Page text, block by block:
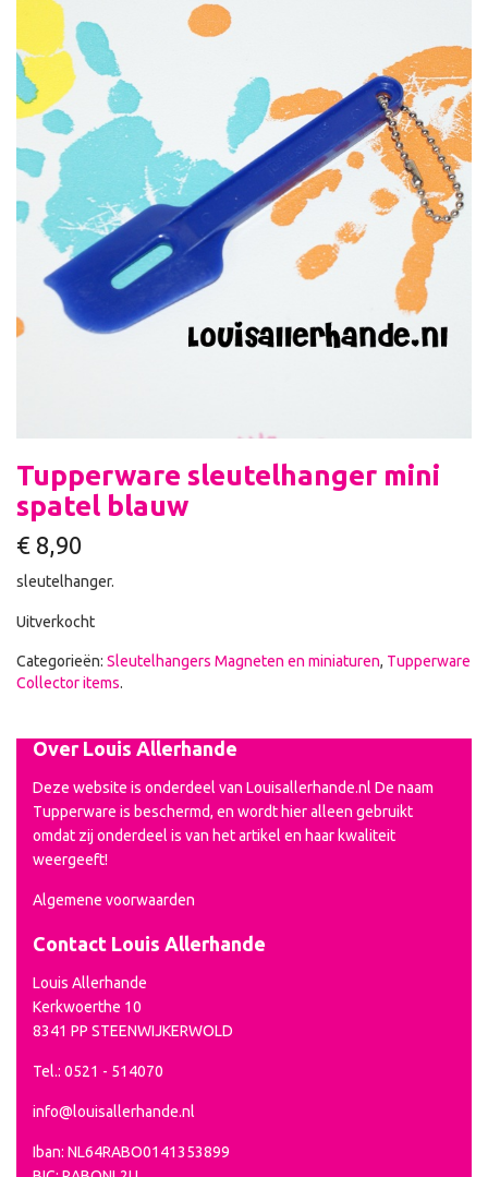
Tupperware sleutelhanger mini
spatel blauw
€ 8,90
sleutelhanger.
Uitverkocht
Categorieën: Sleutelhangers Magneten en miniaturen, Tupperware
Collector items.
Over Louis Allerhande
Deze website is onderdeel van Louisallerhande.nl De naam
Tupperware is beschermd, en wordt hier alleen gebruikt
omdat zij onderdeel is van het artikel en haar kwaliteit
weergeeft!
Algemene voorwaarden
Contact Louis Allerhande
Louis Allerhande
Kerkwoerthe 10
8341 PP STEENWIJKERWOLD
Tel.: 0521 - 514070
info@louisallerhande.nl
Iban: NL64RABO0141353899